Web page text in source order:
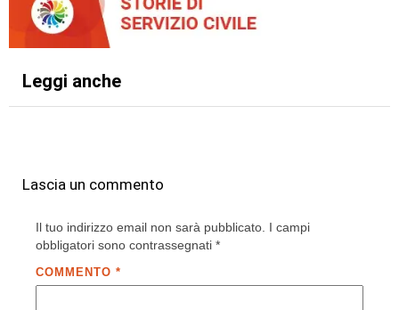
Leggi anche
Lascia un commento
Il tuo indirizzo email non sarà pubblicato. I campi
obbligatori sono contrassegnati *
COMMENTO *